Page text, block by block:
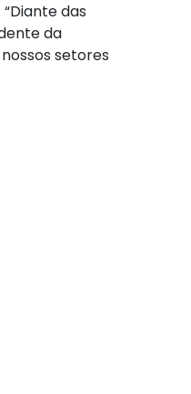
das
da
setores